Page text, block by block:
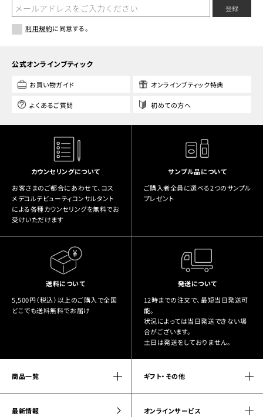
登録
利用規約に同意する。
公式オンラインブティック
お買い物ガイド オンラインブティック特典
よくあるご質問 初めての方へ
カウンセリングについて
お客さまのご都合にあわせて、コス
メデコルテビューティコンサルタント
による各種カウンセリングを無料でお
受けいただけます
サンプル品について
ご購入者全員に選べる2つのサンプル
プレゼント
送料について
5,500円（税込）以上のご購入で全国
どこでも送料無料でお届け
発送について
12時までの注文で、最短当日発送可
能。
状況によっては当日発送できない場
合がございます。
土日は発送をしておりません。
商品一覧 ギフト・その他
最新情報 オンラインサービス